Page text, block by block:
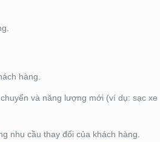
hàng.
và năng lượng mới (ví dụ: sạc xe
nhu cầu thay đổi của khách hàng.